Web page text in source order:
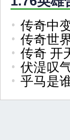
传奇中
传奇世
传奇 开
伏湜叹
乎马是